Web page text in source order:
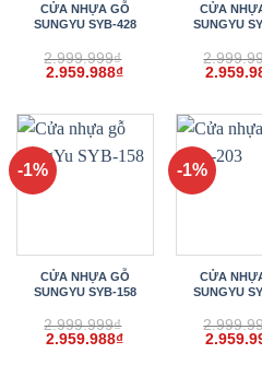
CỬA NHỰA GỖ
SUNGYU SYB-428
2.999.999₫
Giá
2.999.999₫.
2.959.988₫Giá
là:
2.959.988₫.
CỬA
SUNGYU
Giá
-1%
CỬA NHỰA GỖ
SUNGYU SYB-158
2.999.999₫
Giá
2.959.988₫Giá
-1%
CỬA
SUNGYU
Giá